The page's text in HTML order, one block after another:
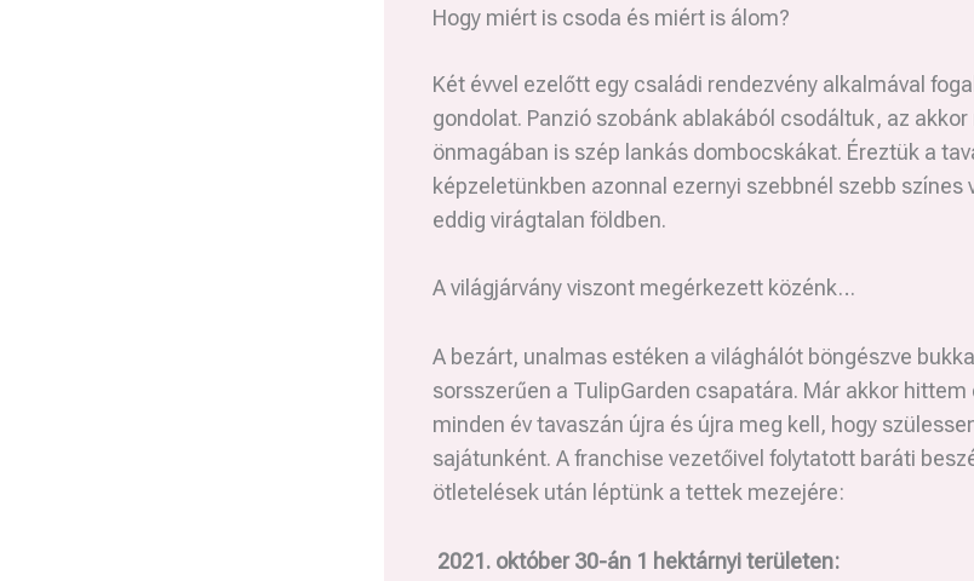
Hogy miért is csoda és miért is álom?
Két évvel ezelőtt egy családi rendezvény alkalmával
gondolat. Panzió szobánk ablakából csodáltuk, az
önmagában is szép lankás dombocskákat. Éreztük a
képzeletünkben azonnal ezernyi szebbnél szebb színes
eddig virágtalan földben.
A világjárvány viszont megérkezett közénk…
A bezárt, unalmas estéken a világhálót böngészve
sorsszerűen a TulipGarden csapatára. Már akkor
minden év tavaszán újra és újra meg kell, hogy
sajátunként. A franchise vezetőivel folytatott baráti
ötletelések után léptünk a tettek mezejére:
2021. október 30-án 1 hektárnyi területen: